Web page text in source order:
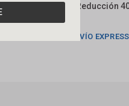
Buje Reducción
$ 70
ENVÍO EXPRESS